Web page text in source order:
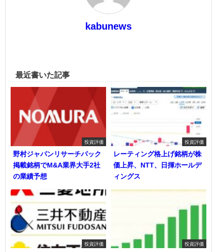
kabunews
最近書いた記事
投資評価
野村ジャパンリサーチパック
掲載銘柄でM&A業界大手2社
の業績予想
投資評価
レーティング格上げ銘柄が株
価上昇、NTT、日揮ホールデ
ィングス
投資評価 投資評価